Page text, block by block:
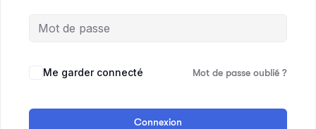
Me garder connecté Mot de passe oublié ?
Connexion